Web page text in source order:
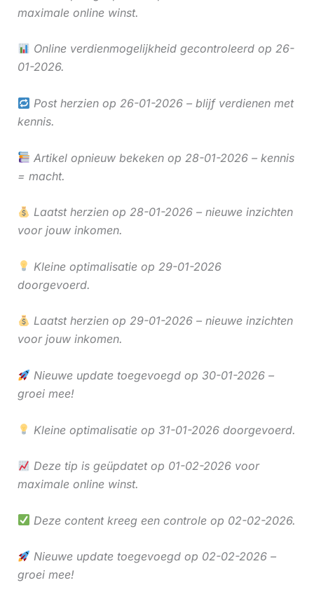
maximale online winst.
Online verdienmogelijkheid gecontroleerd op 26-
01-2026.
Post herzien op 26-01-2026 – blijf verdienen met
kennis.
Artikel opnieuw bekeken op 28-01-2026 – kennis
= macht.
Laatst herzien op 28-01-2026 – nieuwe inzichten
voor jouw inkomen.
Kleine optimalisatie op 29-01-2026
doorgevoerd.
Laatst herzien op 29-01-2026 – nieuwe inzichten
voor jouw inkomen.
Nieuwe update toegevoegd op 30-01-2026 –
groei mee!
Kleine optimalisatie op 31-01-2026 doorgevoerd.
Deze tip is geüpdatet op 01-02-2026 voor
maximale online winst.
Deze content kreeg een controle op 02-02-2026.
Nieuwe update toegevoegd op 02-02-2026 –
groei mee!